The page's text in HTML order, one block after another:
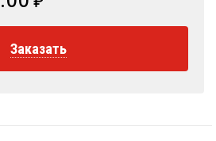
Заказать